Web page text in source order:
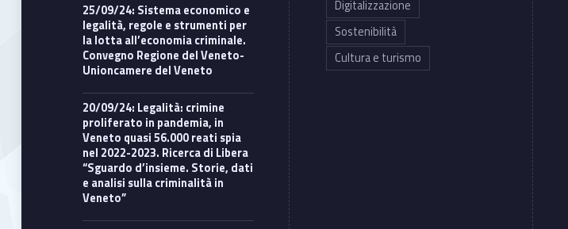
25/09/24: Sistema economico e
legalità, regole e strumenti per
la lotta all’economia criminale.
Convegno Regione del Veneto-
Unioncamere del Veneto
20/09/24: Legalità: crimine
proliferato in pandemia, in
Veneto quasi 56.000 reati spia
nel 2022-2023. Ricerca di Libera
“Sguardo d’insieme. Storie, dati
e analisi sulla criminalità in
Veneto”
Digitalizzazione
Sostenibilità
Cultura e turismo